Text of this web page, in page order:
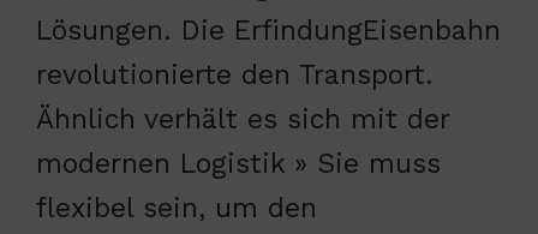
Lösungen. Die ErfindungEisenbahn
revolutionierte den Transport.
Ähnlich verhält es sich mit der
modernen Logistik » Sie muss
flexibel sein, um den